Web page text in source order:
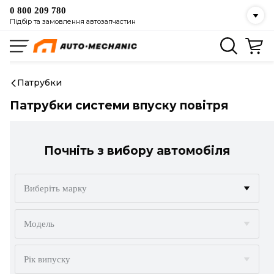
0 800 209 780
Підбір та замовлення автозапчастин
Патрубки
Патрубки системи впуску повітря
Почніть з вибору автомобіля
Виберіть марку
ALFA ROMEO
Модель
Рік випуску